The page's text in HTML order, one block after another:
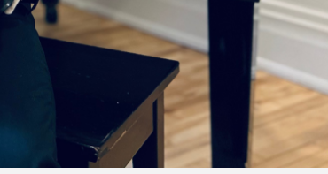
Concert de fermeture du Festival 2026 Avec
son vaste répertoire musical, qui embrasse
époques, d'œuvres personnelles pour créer un
EN SAVOIR PLUS